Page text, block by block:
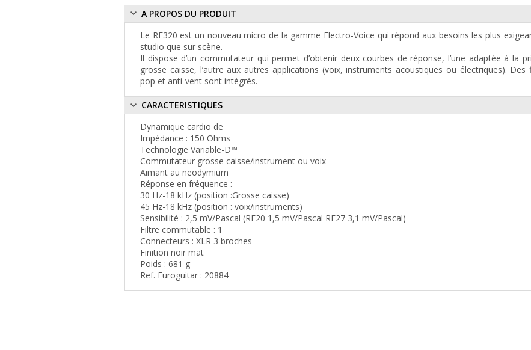
A PROPOS DU PRODUIT
Le RE320 est un nouveau micro de la gamme Electro-Voice qui répond aux besoins les plus
studio que sur scène.
Il dispose d’un commutateur qui permet d’obtenir deux courbes de réponse, l’une adaptée à la
grosse caisse, l’autre aux autres applications (voix, instruments acoustiques ou électriques). Des
pop et anti-vent sont intégrés.
CARACTERISTIQUES
Dynamique cardioïde
Impédance : 150 Ohms
Technologie Variable-D™
Commutateur grosse caisse/instrument ou voix
Aimant au neodymium
Réponse en fréquence :
30 Hz-18 kHz (position :Grosse caisse)
45 Hz-18 kHz (position : voix/instruments)
Sensibilité : 2,5 mV/Pascal (RE20 1,5 mV/Pascal RE27 3,1 mV/Pascal)
Filtre commutable : 1
Connecteurs : XLR 3 broches
Finition noir mat
Poids : 681 g
Ref. Euroguitar : 20884